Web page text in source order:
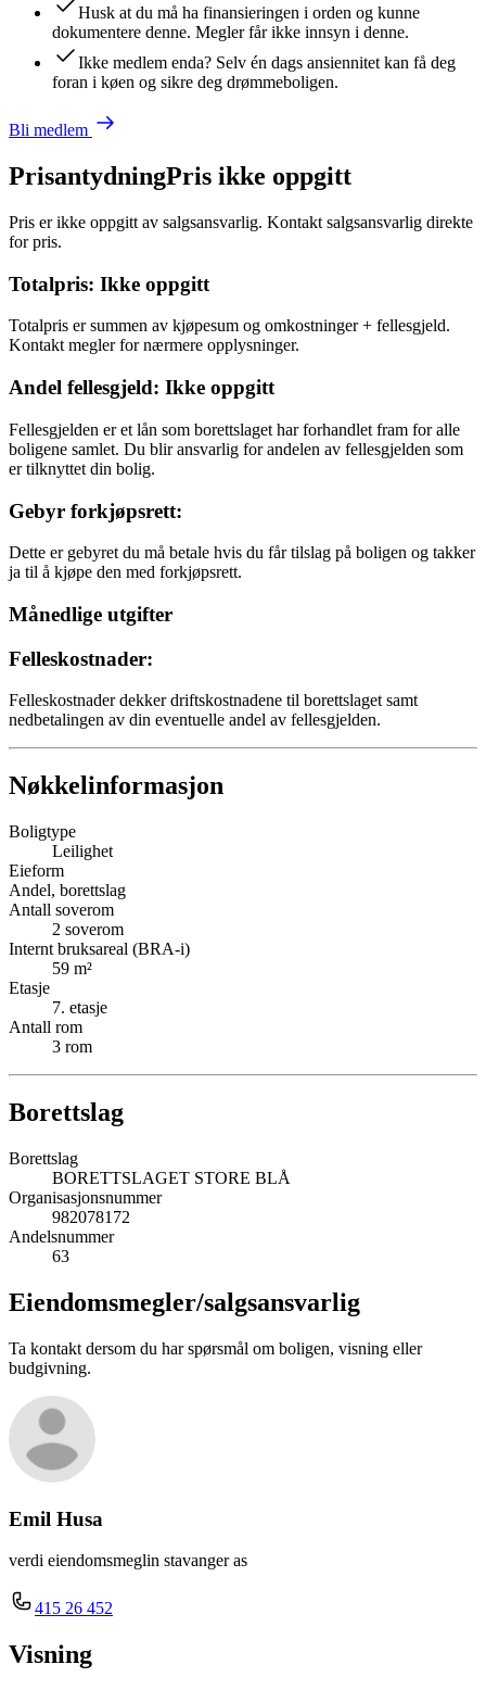
Husk at du må ha finansieringen i orden og kunne
dokumentere denne. Megler får ikke innsyn i denne.
Ikke medlem enda? Selv én dags ansiennitet kan få deg
foran i køen og sikre deg drømmeboligen.
Bli medlem
PrisantydningPris ikke oppgitt
Pris er ikke oppgitt av salgsansvarlig. Kontakt salgsansvarlig direkte
for pris.
Totalpris: Ikke oppgitt
Totalpris er summen av kjøpesum og omkostninger + fellesgjeld.
Kontakt megler for nærmere opplysninger.
Andel fellesgjeld: Ikke oppgitt
Fellesgjelden er et lån som borettslaget har forhandlet fram for alle
boligene samlet. Du blir ansvarlig for andelen av fellesgjelden som
er tilknyttet din bolig.
Gebyr forkjøpsrett:
Dette er gebyret du må betale hvis du får tilslag på boligen og takker
ja til å kjøpe den med forkjøpsrett.
Månedlige utgifter
Felleskostnader:
Felleskostnader dekker driftskostnadene til borettslaget samt
nedbetalingen av din eventuelle andel av fellesgjelden.
Nøkkelinformasjon
Boligtype
Leilighet
Eieform
Andel, borettslag
Antall soverom
2 soverom
Internt bruksareal (BRA-i)
59 m²
Etasje
7. etasje
Antall rom
3 rom
Borettslag
Borettslag
BORETTSLAGET STORE BLÅ
Organisasjonsnummer
982078172
Andelsnummer
63
Eiendomsmegler/salgsansvarlig
Ta kontakt dersom du har spørsmål om boligen, visning eller
budgivning.
Emil Husa
verdi eiendomsmeglin stavanger as
415 26 452
Visning